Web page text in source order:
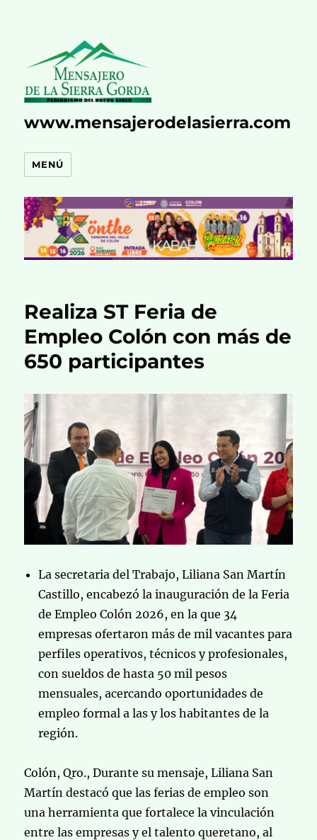
www.mensajerodelasierra.com
MENÚ
Realiza ST Feria de
Empleo Colón con más de
650 participantes
La secretaria del Trabajo, Liliana San Martín
Castillo, encabezó la inauguración de la Feria
de Empleo Colón 2026, en la que 34
empresas ofertaron más de mil vacantes para
perfiles operativos, técnicos y profesionales,
con sueldos de hasta 50 mil pesos
mensuales, acercando oportunidades de
empleo formal a las y los habitantes de la
región.
Colón, Qro., Durante su mensaje, Liliana San
Martín destacó que las ferias de empleo son
una herramienta que fortalece la vinculación
entre las empresas y el talento queretano, al